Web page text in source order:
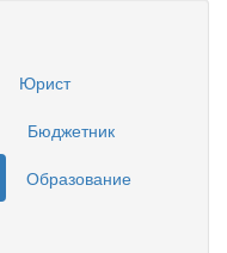
Юрист
Бюджетник
Образование